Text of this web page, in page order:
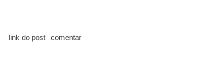
link do post comentar